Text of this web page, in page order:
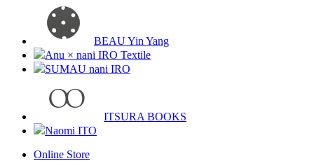
BEAU Yin Yang
Anu × nani IRO Textile
SUMAU nani IRO
ITSURA BOOKS
Naomi ITO
Online Store